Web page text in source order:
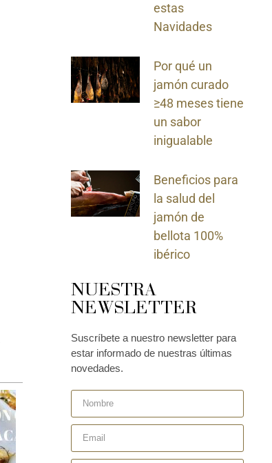
estas
Navidades
Por qué un
jamón curado
≥48 meses tiene
un sabor
inigualable
Beneficios para
la salud del
jamón de
bellota 100%
ibérico
NUESTRA
NEWSLETTER
Suscríbete a nuestro newsletter para
estar informado de nuestras últimas
novedades.